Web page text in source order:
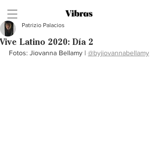
Vive Latino 2020: Día 2
Patrizio Palacios
Fotos: Jiovanna Bellamy | @byjiovannabellamy